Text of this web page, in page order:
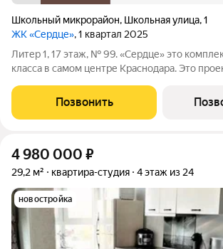
Школьный микрорайон, Школьная улица,1
ЖК «Сердце», 1 квартал 2025
Литер 1, 17 этаж, № 99. «Сердце» это комплекс премиум-
класса в самом центре Краснодара. Это
привлекательностью и продуманной средой
история города и энергия современного
Позвонить
4 980 000 ₽
29,2 м² квартира-студия 4 этаж из 24
новостройка